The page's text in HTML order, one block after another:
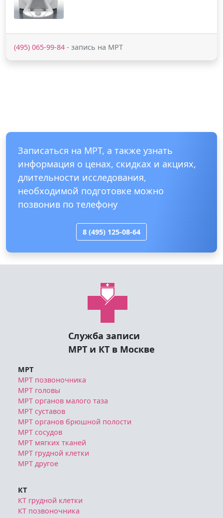
(495) 065-99-84 - запись на МРТ
Записаться на МРТ, а также узнать
информация о ценах, скидках и акциях,
длительности исследования,
необходимой подготовке можно
позвонив по телефону
8 (495) 125-08-64
Служба записи
МРТ и КТ в Москве
МРТ
МРТ позвоночника
МРТ головы
МРТ органов малого таза
МРТ суставов
МРТ органов брюшной полости
МРТ сосудов
МРТ мягких тканей
МРТ грудной клетки
МРТ другое
КТ
КТ грудной клетки
КТ позвоночника